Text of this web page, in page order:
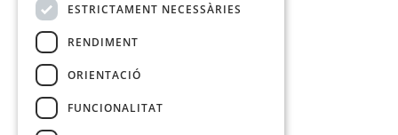
ESTRICTAMENT NECESSÀRIES
RENDIMENT
ORIENTACIÓ
FUNCIONALITAT